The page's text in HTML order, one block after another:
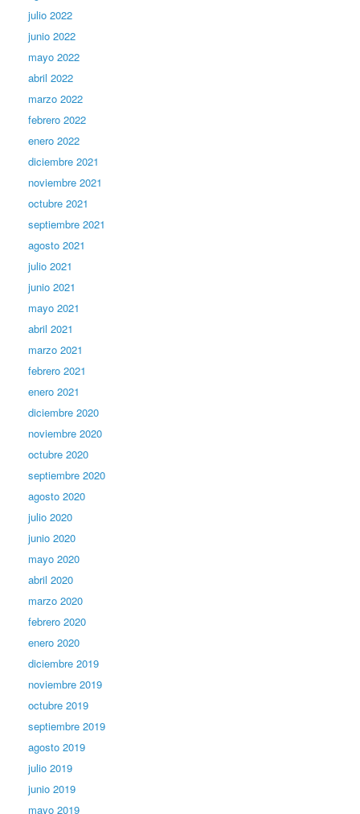
julio 2022
junio 2022
mayo 2022
abril 2022
marzo 2022
febrero 2022
enero 2022
diciembre 2021
noviembre 2021
octubre 2021
septiembre 2021
agosto 2021
julio 2021
junio 2021
mayo 2021
abril 2021
marzo 2021
febrero 2021
enero 2021
diciembre 2020
noviembre 2020
octubre 2020
septiembre 2020
agosto 2020
julio 2020
junio 2020
mayo 2020
abril 2020
marzo 2020
febrero 2020
enero 2020
diciembre 2019
noviembre 2019
octubre 2019
septiembre 2019
agosto 2019
julio 2019
junio 2019
mayo 2019